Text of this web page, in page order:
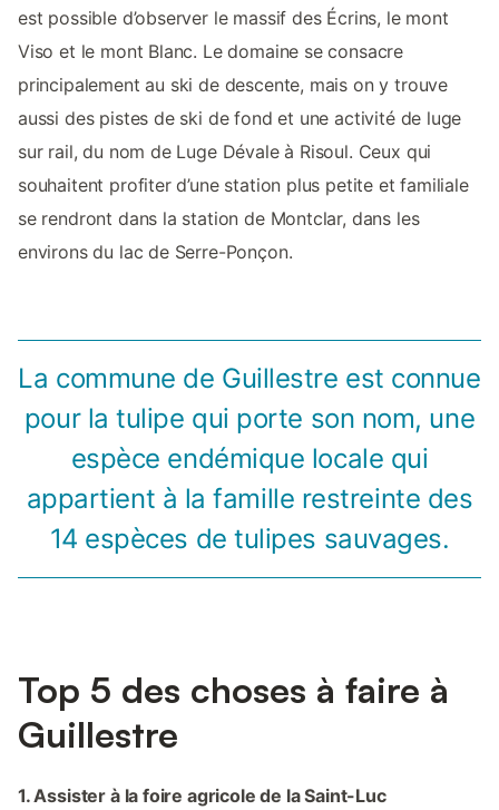
est possible d’observer le massif des Écrins, le mont
Viso et le mont Blanc. Le domaine se consacre
principalement au ski de descente, mais on y trouve
aussi des pistes de ski de fond et une activité de luge
sur rail, du nom de Luge Dévale à Risoul. Ceux qui
souhaitent profiter d’une station plus petite et familiale
se rendront dans la station de Montclar, dans les
environs du lac de Serre-Ponçon.
La commune de Guillestre est connue
pour la tulipe qui porte son nom, une
espèce endémique locale qui
appartient à la famille restreinte des
14 espèces de tulipes sauvages.
Top 5 des choses à faire à
Guillestre
1. Assister à la foire agricole de la Saint-Luc